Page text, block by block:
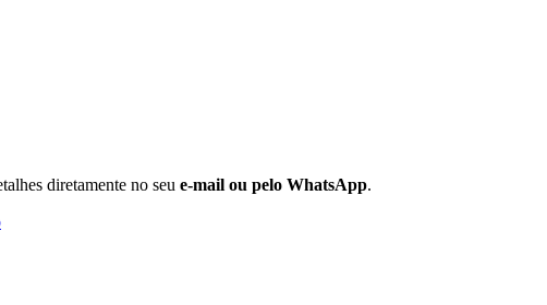
diretamente no seu e-mail ou pelo WhatsApp.